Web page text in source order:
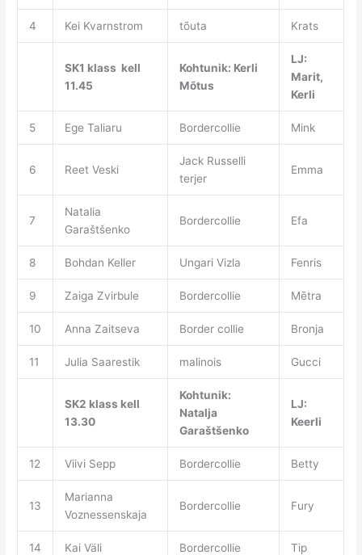
4 Kei Kvarnstrom tõuta Krats
SK1 klass kell
11.45
Kohtunik: Kerli
Mõtus
LJ:
Marit,
Kerli
5 Ege Taliaru Bordercollie Mink
6 Reet Veski
Jack Russelli
terjer
Emma
7
Natalia
Garaštšenko
Bordercollie Efa
8 Bohdan Keller Ungari Vizla Fenris
9 Zaiga Zvirbule Bordercollie Mētra
10 Anna Zaitseva Border collie Bronja
11 Julia Saarestik malinois Gucci
SK2 klass kell
13.30
Kohtunik:
Natalja
Garaštšenko
LJ:
Keerli
12 Viivi Sepp Bordercollie Betty
13
Marianna
Voznessenskaja
Bordercollie Fury
14 Kai Väli Bordercollie Tip